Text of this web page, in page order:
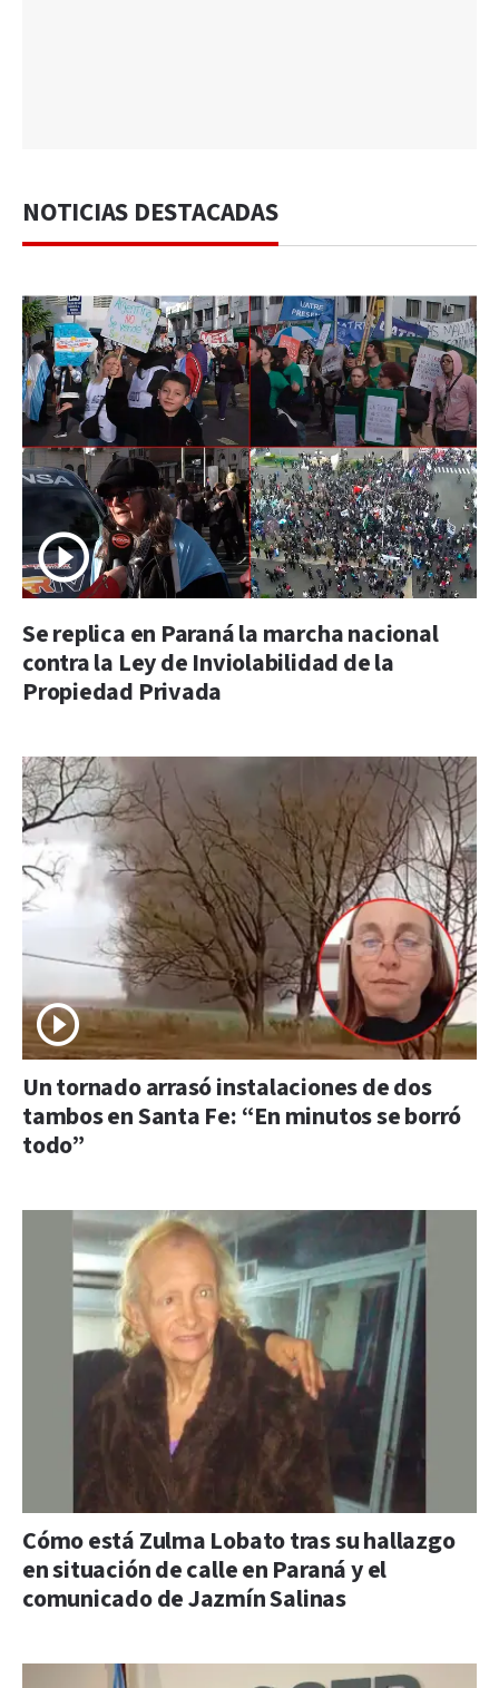
NOTICIAS DESTACADAS
Se replica en Paraná la marcha nacional
contra la Ley de Inviolabilidad de la
Propiedad Privada
Un tornado arrasó instalaciones de dos
tambos en Santa Fe: “En minutos se borró
todo”
Cómo está Zulma Lobato tras su hallazgo
en situación de calle en Paraná y el
comunicado de Jazmín Salinas